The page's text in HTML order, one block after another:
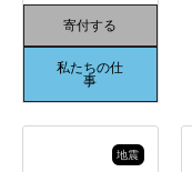
寄付する
私たちの仕
事
地震